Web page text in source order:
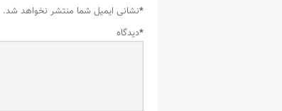
نشانی ایمیل شما منتشر نخواهد شد.*
دیدگاه*